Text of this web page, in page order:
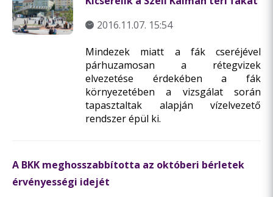
2016.11.07. 15:54
Mindezek miatt a fák cseréjével
párhuzamosan a rétegvizek
elvezetése érdekében a fák
környezetében a vizsgálat során
tapasztaltak alapján vízelvezető
rendszer épül ki.
A BKK meghosszabbította az októberi bérletek
érvényességi idejét